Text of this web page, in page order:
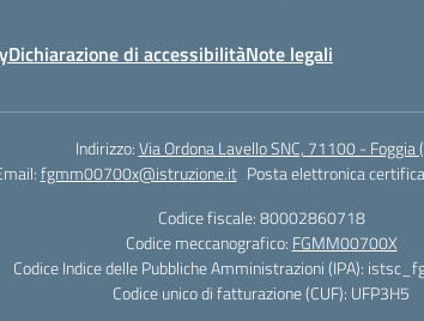
Dichiarazione di accessibilitàNote legali
Indirizzo:Via Ordona Lavello SNC, 71100 - Foggia
fgmm00700x@istruzione.it Posta elettronica
Codice fiscale: 80002860718
Codice meccanografico: FGMM00700X
Codice Indice delle Pubbliche Amministrazioni (IPA):
Codice unico di fatturazione (CUF): UFP3H5